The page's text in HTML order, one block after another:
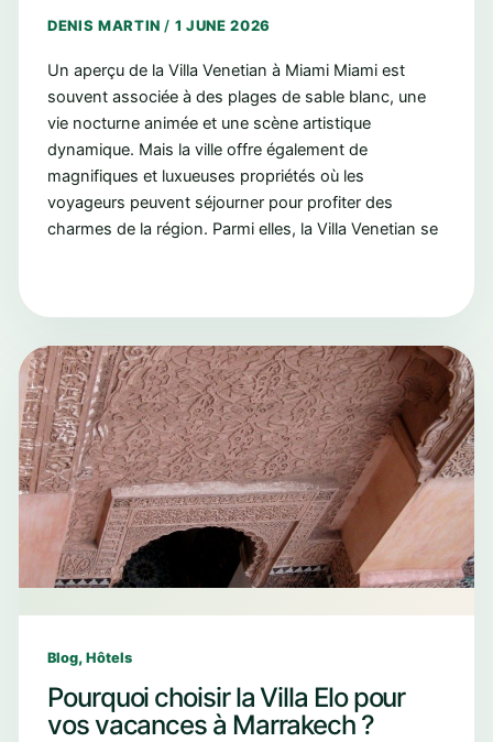
DENIS MARTIN / 1 JUNE 2026
Un aperçu de la Villa Venetian à Miami Miami est
souvent associée à des plages de sable blanc, une
vie nocturne animée et une scène artistique
dynamique. Mais la ville offre également de
magnifiques et luxueuses propriétés où les
voyageurs peuvent séjourner pour profiter des
charmes de la région. Parmi elles, la Villa Venetian se
Blog, Hôtels
Pourquoi choisir la Villa Elo pour
vos vacances à Marrakech ?